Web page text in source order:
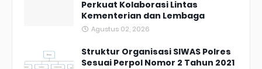
Perkuat Kolaborasi Lintas
Kementerian dan Lembaga
Agustus 02, 2026
Struktur Organisasi SIWAS Polres
Sesuai Perpol Nomor 2 Tahun 2021